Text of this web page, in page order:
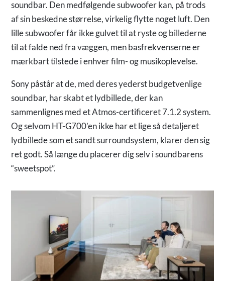
soundbar. Den medfølgende subwoofer kan, på trods
af sin beskedne størrelse, virkelig flytte noget luft. Den
lille subwoofer får ikke gulvet til at ryste og billederne
til at falde ned fra væggen, men basfrekvenserne er
mærkbart tilstede i enhver film- og musikoplevelse.
Sony påstår at de, med deres yederst budgetvenlige
soundbar, har skabt et lydbillede, der kan
sammenlignes med et Atmos-certificeret 7.1.2 system.
Og selvom HT-G700’en ikke har et lige så detaljeret
lydbillede som et sandt surroundsystem, klarer den sig
ret godt. Så længe du placerer dig selv i soundbarens
“sweetspot”.